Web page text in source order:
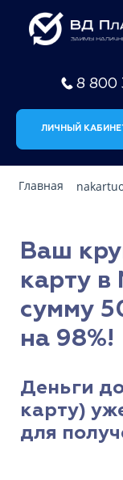
8 800
ЛИЧНЫЙ
Главная
Ваш
карту в
сумму
на 98%!
Деньги
карту)
для